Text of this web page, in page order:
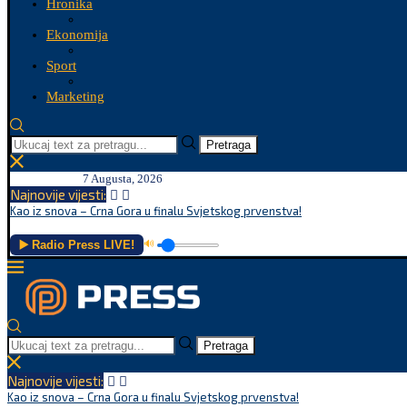
Hronika
Ekonomija
Sport
Marketing
Pretraga
7 Augusta, 2026
Najnovije vijesti:
Kao iz snova – Crna Gora u finalu Svjetskog prvenstva!
▶️ Radio Press LIVE! 🔊
Pretraga
Najnovije vijesti:
Kao iz snova – Crna Gora u finalu Svjetskog prvenstva!